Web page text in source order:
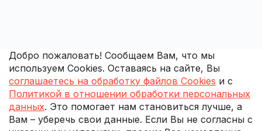
Добро пожаловать! Сообщаем Вам, что мы
используем Cookies. Оставаясь на сайте, Вы
соглашаетесь на обработку файлов Cookies и с
Политикой в отношении обработки персональных
данных. Это помогает нам становиться лучше, а
Вам – уберечь свои данные. Если Вы не согласны с